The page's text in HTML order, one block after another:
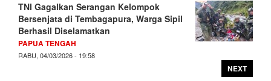
TNI Gagalkan Serangan Kelompok
Bersenjata di Tembagapura, Warga Sipil
Berhasil Diselamatkan
PAPUA TENGAH
RABU, 04/03/2026 - 19:58
NEXT